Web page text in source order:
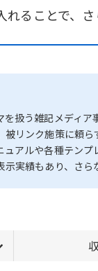
れることで、
扱う雑記メディア
リンク施策に頼ら
アルや各種テン
実績もあり、さら